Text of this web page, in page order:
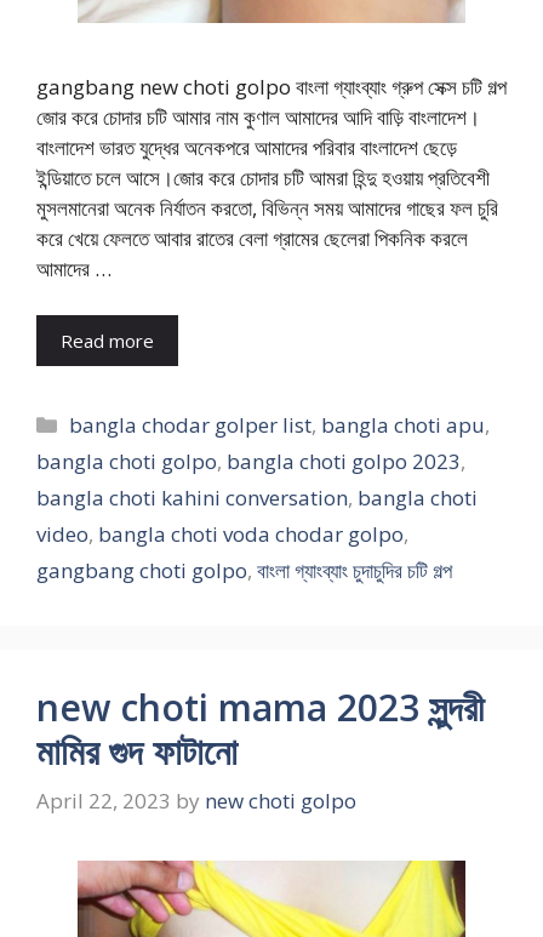
gangbang new choti golpo বাংলা গ্যাংব্যাং গ্রুপ সেক্স চটি গল্প
জোর করে চোদার চটি আমার নাম কুণাল আমাদের আদি বাড়ি বাংলাদেশ।
বাংলাদেশ ভারত যুদ্ধের অনেকপরে আমাদের পরিবার বাংলাদেশ ছেড়ে
ইন্ডিয়াতে চলে আসে।জোর করে চোদার চটি আমরা হিন্দু হওয়ায় প্রতিবেশী
মুসলমানেরা অনেক নির্যাতন করতো, বিভিন্ন সময় আমাদের গাছের ফল চুরি
করে খেয়ে ফেলতে আবার রাতের বেলা গ্রামের ছেলেরা পিকনিক করলে
আমাদের …
Read more
Categories
bangla chodar golper list, bangla choti apu,
bangla choti golpo, bangla choti golpo 2023,
bangla choti kahini conversation, bangla choti
video, bangla choti voda chodar golpo,
gangbang choti golpo, বাংলা গ্যাংব্যাং চুদাচুদির চটি গল্প
new choti mama 2023 সুন্দরী
মামির গুদ ফাটানো
April 22, 2023 by new choti golpo